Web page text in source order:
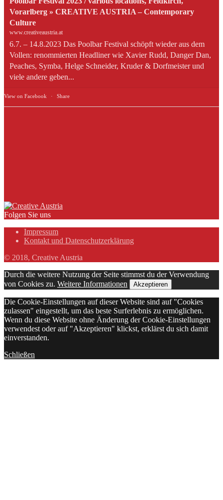
Vorarlberg » CREATIVE AUSTRIA – Contemporary
Culture
www.creativeaustria.at
6.7. – 14.8.2023 Das Poolbar Festival schöpft wieder aus dem
Vollen: renommierten Headliner wie Xavier Rudd, Danger Dan,
Peaches, Symba, Helge Schneider, Kruder & Dorfmeister und
viele andere geben...
View on Facebook · Share
Folgen Sie uns
Impressum
Kontakt und Datenschutzerklärung
© 2018, Creative Austria
Durch die weitere Nutzung der Seite stimmst du der Verwendung
von Cookies zu. Weitere Informationen Akzeptieren
Die Cookie-Einstellungen auf dieser Website sind auf "Cookies
zulassen" eingestellt, um das beste Surferlebnis zu ermöglichen.
Wenn du diese Website ohne Änderung der Cookie-Einstellungen
verwendest oder auf "Akzeptieren" klickst, erklärst du sich damit
einverstanden.
Schließen